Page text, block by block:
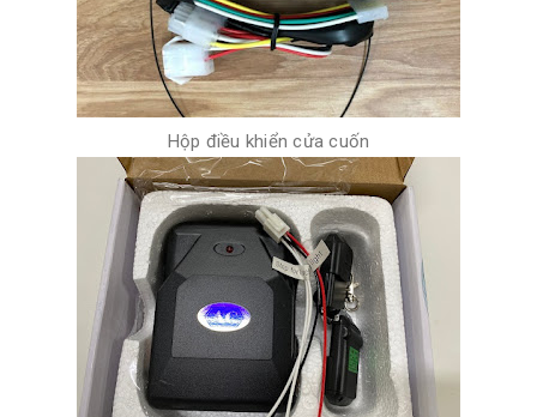
Hộp điều khiển cửa cuốn